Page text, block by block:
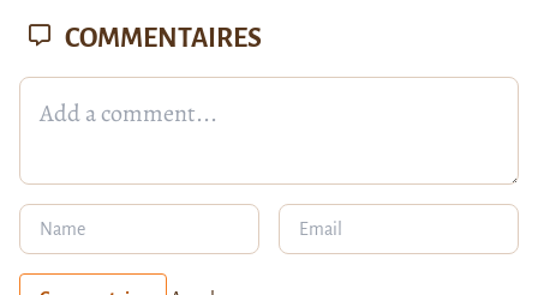
COMMENTAIRES